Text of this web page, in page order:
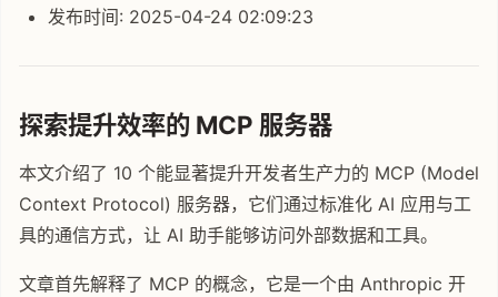
发布时间: 2025-04-24 02:09:23
探索提升效率的 MCP 服务器
本文介绍了 10 个能显著提升开发者生产力的 MCP (Model
Context Protocol) 服务器，它们通过标准化 AI 应用与工
具的通信方式，让 AI 助手能够访问外部数据和工具。
文章首先解释了 MCP 的概念，它是一个由 Anthropic 开